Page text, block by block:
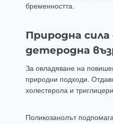
бременността.
Природна
детеродна
За овладяване на
природни подходи.
холестерола и
Поликозанолът